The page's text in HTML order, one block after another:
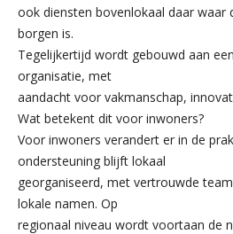
ook diensten bovenlokaal daar waar
borgen is.
Tegelijkertijd wordt gebouwd aan
organisatie, met
aandacht voor vakmanschap,
Wat betekent dit voor inwoners?
Voor inwoners verandert er in de
ondersteuning blijft lokaal
georganiseerd, met vertrouwde
lokale namen. Op
regionaal niveau wordt voortaan de